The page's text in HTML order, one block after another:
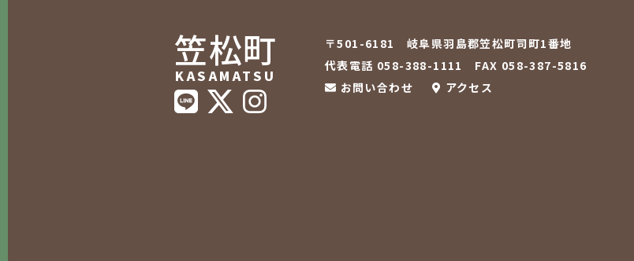
笠松町
KASAMATSU
〒501-6181 岐阜県羽島郡笠松町司町1番地
代表電話 058-388-1111 FAX 058-387-5816
お問い合わせ
アクセス